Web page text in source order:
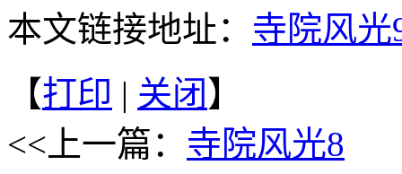
本文链接地址： 寺院风光
【打印 | 关闭 】
<<上一篇： 寺院风光8